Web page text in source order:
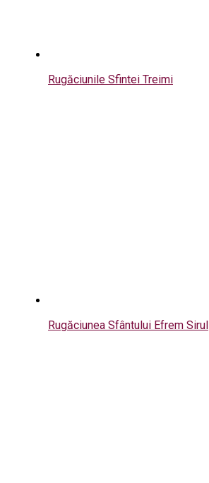
Rugăciunile Sfintei Treimi
Rugăciunea Sfântului Efrem Sirul